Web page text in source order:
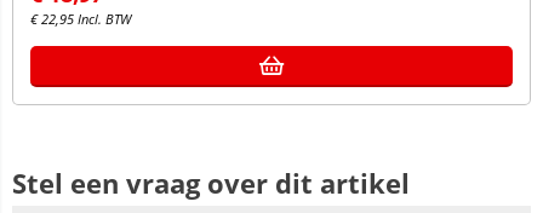
€22,95 Incl. BTW
Stel een vraag over dit artikel